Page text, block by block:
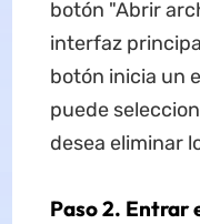
botón "Abrir
interfaz
botón inicia un
puede
desea eliminar
Paso 2. Entrar